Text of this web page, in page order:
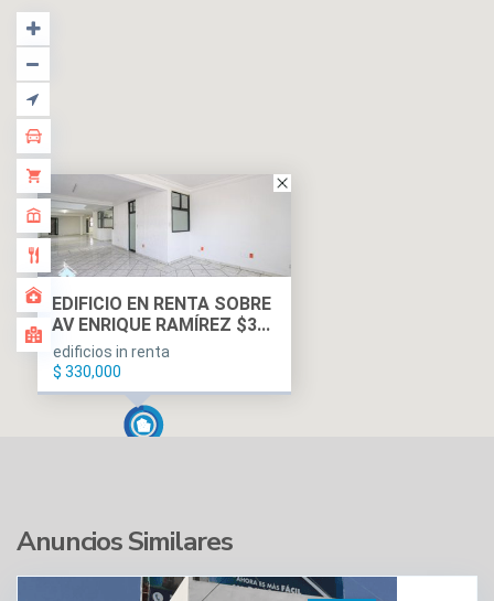
EDIFICIO EN RENTA SOBRE
AV ENRIQUE RAMÍREZ $3...
edificios in renta
$ 330,000
Anuncios Similares